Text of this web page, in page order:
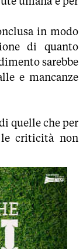
in modo
di quanto
sarebbe
e mancanze
quelle che per
criticità non